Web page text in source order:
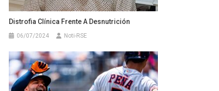
Distrofia Clínica Frente A Desnutrición
06/07/2024 Noti-RSE